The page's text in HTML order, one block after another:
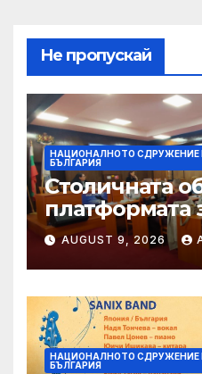
Не пропускай
НАЦИОНАЛНОТО СДРУЖЕНИЕ
БЪЛГАРИЯ
Столичната
платформата
граждански
Sofia
AUGUST 9, 2026
НАЦИОНАЛНОТО СДРУЖЕНИЕ
БЪЛГАРИЯ